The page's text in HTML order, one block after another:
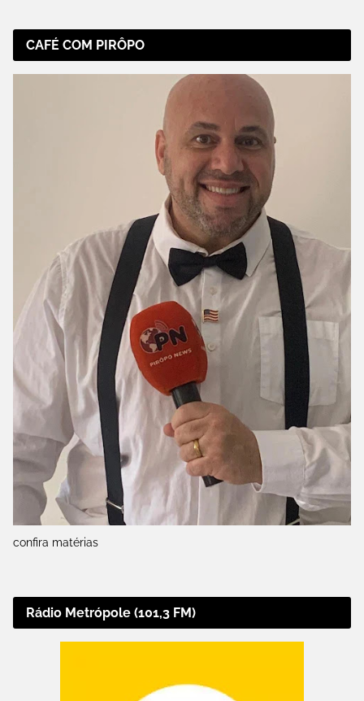
CAFÉ COM PIRÔPO
confira matérias
Rádio Metrópole (101,3 FM)